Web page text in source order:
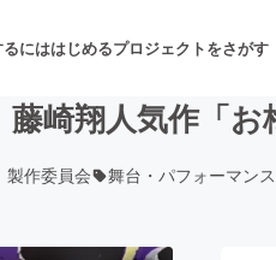
にははじめるプロジェクトをさがす
崎翔人気作「お
製作委員会 舞台・パフォーマンス